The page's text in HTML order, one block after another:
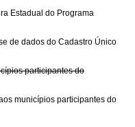
Estadual do Programa
de dados do Cadastro Único
participantes do
municípios participantes do